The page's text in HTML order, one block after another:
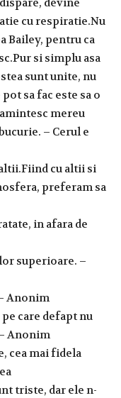
cu respiratie.Nu
Bailey, pentru ca
si simplu asa
sunt unite, nu
sa fac este sa o
mereu
– Cerul e
cu altii si
preferam sa
in afara de
superioare. –
Anonim
care defapt nu
Anonim
cea mai fidela
triste, dar ele n-